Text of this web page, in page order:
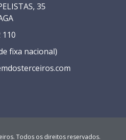
35
110
fixa nacional)
Todos os direitos reservados.